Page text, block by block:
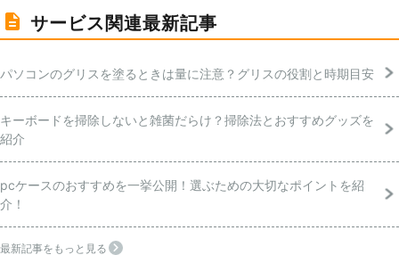
サービス関連最新記事
パソコンのグリスを塗るときは量に注意？グリスの役割と時期目安
キーボードを掃除しないと雑菌だらけ？掃除法とおすすめグッズを
紹介
pcケースのおすすめを一挙公開！選ぶための大切なポイントを紹
介！
最新記事をもっと見る